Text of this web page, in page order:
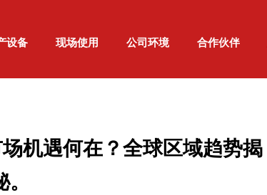
设备 现场使用 公司环境 合作伙伴
机遇何在？全球区域趋势揭